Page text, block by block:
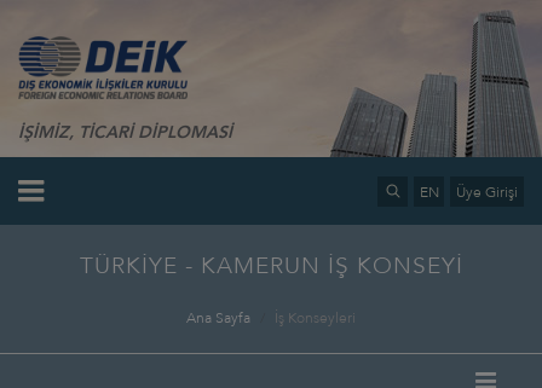
İŞİMİZ, TİCARİ DİPLOMASİ
EN Üye Girişi
TÜRKİYE - KAMERUN İŞ KONSEYİ
Ana Sayfa İş Konseyleri